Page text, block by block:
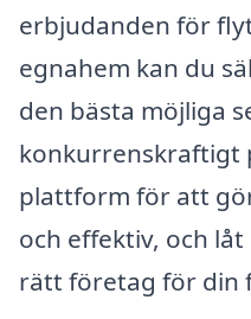
erbjudanden för
egnahem kan du
den bästa möjliga
konkurrenskraftigt
plattform för att
och effektiv, och
rätt företag för din